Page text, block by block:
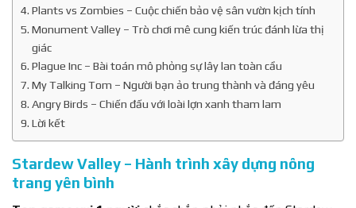
Plants vs Zombies – Cuộc chiến bảo vệ sân vườn kịch tính
Monument Valley – Trò chơi mê cung kiến trúc đánh lừa thị
giác
Plague Inc – Bài toán mô phỏng sự lây lan toàn cầu
My Talking Tom – Người bạn ảo trung thành và đáng yêu
Angry Birds – Chiến đấu với loài lợn xanh tham lam
Lời kết
Stardew Valley – Hành trình xây dựng nông
trang yên bình